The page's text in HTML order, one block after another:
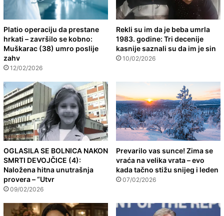
Platio operaciju da prestane
hrkati – završilo se kobno:
Muškarac (38) umro poslije
zahv
12/02/2026
Rekli su im da je beba umrla
1983. godine: Tri decenije
kasnije saznali su da im je sin
10/02/2026
OGLASILA SE BOLNICA NAKON
SMRTI DEVOJČICE (4):
Naložena hitna unutrašnja
provera – “Utvr
09/02/2026
Prevarilo vas sunce! Zima se
vraća na velika vrata – evo
kada tačno stižu snijeg i leden
07/02/2026